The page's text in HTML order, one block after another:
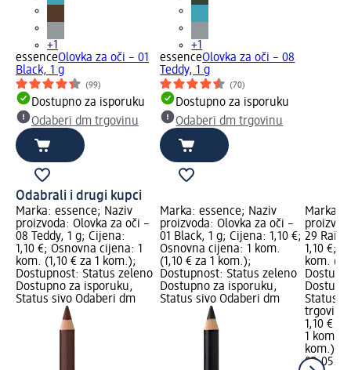
+1
essenceOlovka za oči – 01
Black, 1 g
(99)
Dostupno za isporuku
Odaberi dm trgovinu
+1
essenceOlovka za oči – 08
Teddy, 1 g
(70)
Dostupno za isporuku
Odaberi dm trgovinu
Odabrali i drugi kupci
Marka: essence; Naziv
proizvoda: Olovka za oči –
08 Teddy, 1 g; Cijena:
1,10 €; Osnovna cijena: 1
kom. (1,10 € za 1 kom.);
Dostupnost: Status zeleno
Dostupno za isporuku,
Status sivo Odaberi dm
Marka: essence; Naziv
proizvoda: Olovka za oči –
01 Black, 1 g; Cijena: 1,10 €;
Osnovna cijena: 1 kom.
(1,10 € za 1 kom.);
Dostupnost: Status zeleno
Dostupno za isporuku,
Status sivo Odaberi dm
Marka:
29 Rain
1,10 €;
kom.
Status
trgovinu
1,10 €
1 kom.
kom.)